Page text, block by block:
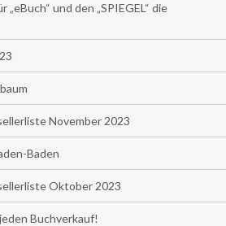
und den „SPIEGEL“ die
November 2023
Baden
Oktober 2023
Buchverkauf!